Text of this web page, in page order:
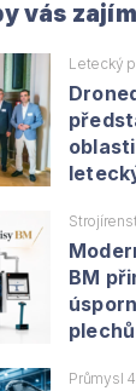
vás
Letecký
BM
plechů
Průmysl